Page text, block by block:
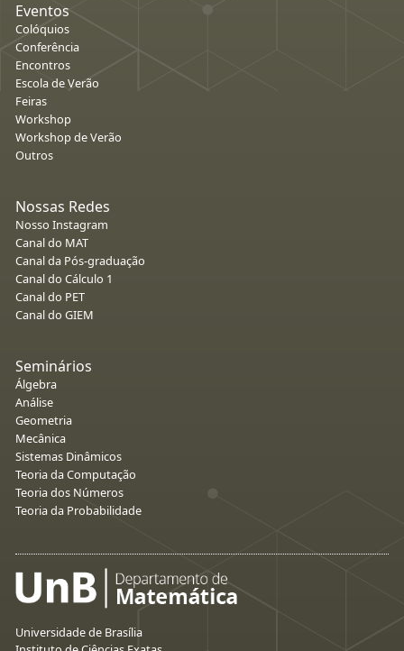
Eventos
Colóquios
Conferência
Encontros
Escola de Verão
Feiras
Workshop
Workshop de Verão
Outros
Nossas Redes
Nosso Instagram
Canal do MAT
Canal da Pós-graduação
Canal do Cálculo 1
Canal do PET
Canal do GIEM
Seminários
Álgebra
Análise
Geometria
Mecânica
Sistemas Dinâmicos
Teoria da Computação
Teoria dos Números
Teoria da Probabilidade
Universidade de Brasília